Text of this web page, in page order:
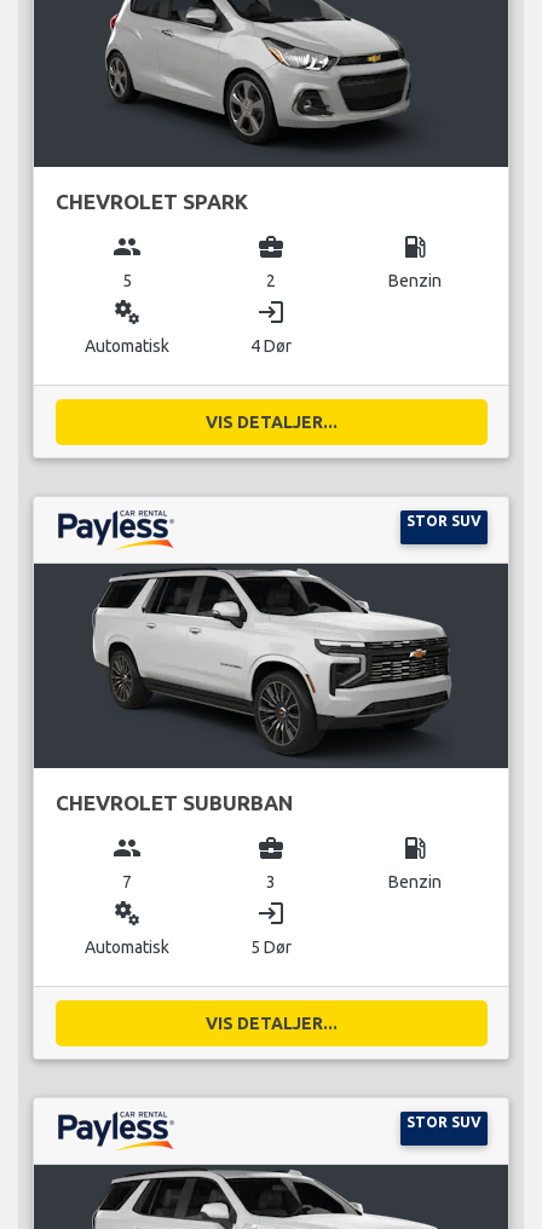
CHEVROLET SPARK
group
5
business_center
2
local_gas_station
Benzin
miscellaneous_services
Automatisk
login
4 Dør
VIS DETALJER...
STOR SUV
CHEVROLET SUBURBAN
group
7
business_center
3
local_gas_station
Benzin
miscellaneous_services
Automatisk
login
5 Dør
VIS DETALJER...
STOR SUV